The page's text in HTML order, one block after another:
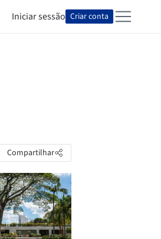
Iniciar sessão Criar conta
Compartilhar